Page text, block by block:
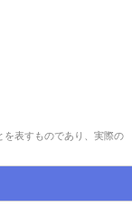
表すものであり、実際の